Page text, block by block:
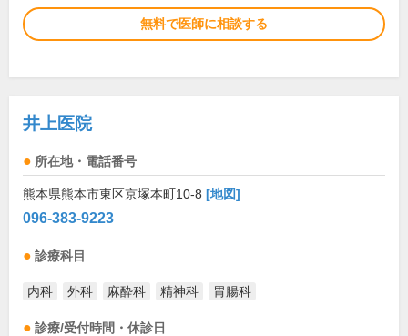
無料で医師に相談する
井上医院
所在地・電話番号
熊本県熊本市東区京塚本町10-8 [地図]
096-383-9223
診療科目
内科 外科 麻酔科 精神科 胃腸科
診療/受付時間・休診日